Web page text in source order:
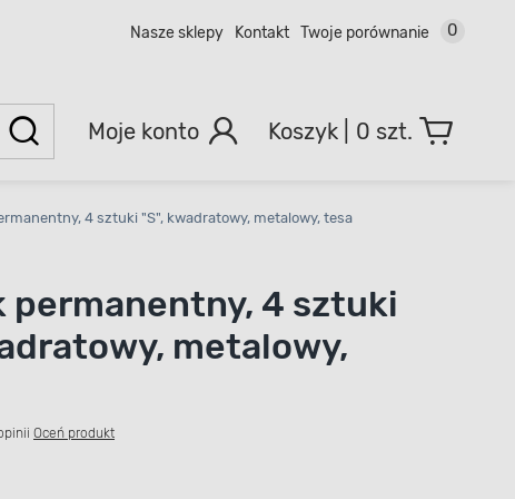
Nasze sklepy Kontakt Twoje porównanie 0
Moje konto 0 szt.
4 sztuki "S", kwadratowy, metalowy, tesa
permanentny, 4 sztuki
metalowy,
Oceń produkt